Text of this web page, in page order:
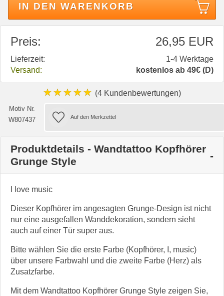
IN DEN WARENKORB
Preis: 26,95 EUR
Lieferzeit:
1-4 Werktage
Versand:
kostenlos ab 49€ (D)
★★★★★ (4 Kundenbewertungen)
Motiv Nr.
W807437
Produktdetails - Wandtattoo Kopfhörer
Grunge Style
I love music
Dieser Kopfhörer im angesagten Grunge-Design ist nicht
nur eine ausgefallen Wanddekoration, sondern sieht
auch auf einer Tür super aus.
Bitte wählen Sie die erste Farbe (Kopfhörer, I, music)
über unsere Farbwahl und die zweite Farbe (Herz) als
Zusatzfarbe.
Mit dem Wandtattoo Kopfhörer Grunge Style zeigen Sie,